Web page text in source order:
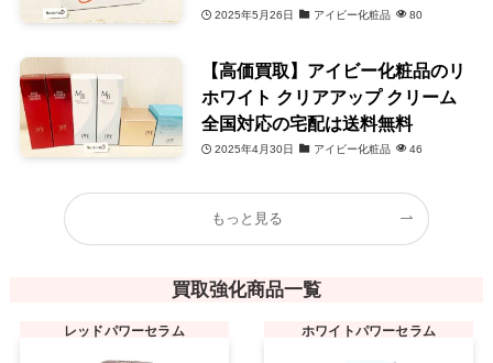
2025年5月26日 アイビー化粧品 80
【高価買取】アイビー化粧品のリ
ホワイト クリアアップ クリーム
全国対応の宅配は送料無料
2025年4月30日 アイビー化粧品 46
もっと見る
買取強化商品一覧
レッドパワーセラム ホワイトパワーセラム